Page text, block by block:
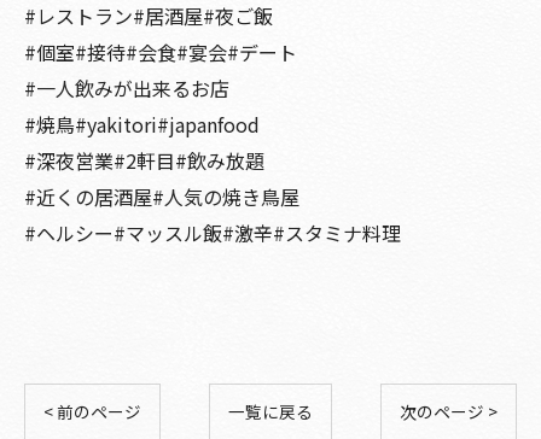
#レストラン#居酒屋#夜ご飯
#個室#接待#会食#宴会#デート
#一人飲みが出来るお店
#焼鳥#yakitori#japanfood
#深夜営業#2軒目#飲み放題
#近くの居酒屋#人気の焼き鳥屋
#ヘルシー#マッスル飯#激辛#スタミナ料理
< 前のページ 一覧に戻る 次のページ >